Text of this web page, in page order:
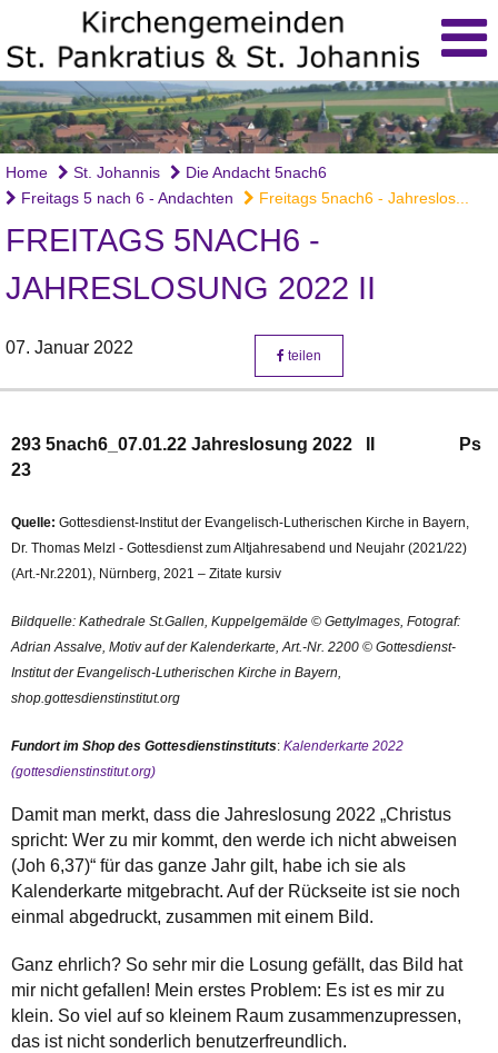
Home St. Johannis
Die Andacht 5nach6
Freitags 5 nach 6 - Andachten
Freitags 5nach6 - Jahreslos...
FREITAGS 5NACH6 -
JAHRESLOSUNG 2022 II
07. Januar 2022 teilen
293 5nach6_07.01.22 Jahreslosung 2022 II Ps
23
Quelle: Gottesdienst-Institut der Evangelisch-Lutherischen Kirche in Bayern,
Dr. Thomas Melzl - Gottesdienst zum Altjahresabend und Neujahr (2021/22)
(Art.-Nr.2201), Nürnberg, 2021 – Zitate kursiv
Bildquelle: Kathedrale St.Gallen, Kuppelgemälde © GettyImages, Fotograf:
Adrian Assalve, Motiv auf der Kalenderkarte, Art.-Nr. 2200 © Gottesdienst-
Institut der Evangelisch-Lutherischen Kirche in Bayern,
shop.gottesdienstinstitut.org
Fundort im Shop des Gottesdienstinstituts: Kalenderkarte 2022
(gottesdienstinstitut.org)
Damit man merkt, dass die Jahreslosung 2022 „Christus
spricht: Wer zu mir kommt, den werde ich nicht abweisen
(Joh 6,37)“ für das ganze Jahr gilt, habe ich sie als
Kalenderkarte mitgebracht. Auf der Rückseite ist sie noch
einmal abgedruckt, zusammen mit einem Bild.
Ganz ehrlich? So sehr mir die Losung gefällt, das Bild hat
mir nicht gefallen! Mein erstes Problem: Es ist es mir zu
klein. So viel auf so kleinem Raum zusammenzupressen,
das ist nicht sonderlich benutzerfreundlich.